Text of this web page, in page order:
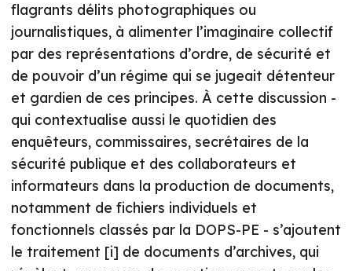
flagrants délits photographiques ou
journalistiques, à alimenter l’imaginaire collectif
par des représentations d’ordre, de sécurité et
de pouvoir d’un régime qui se jugeait détenteur
et gardien de ces principes. À cette discussion -
qui contextualise aussi le quotidien des
enquêteurs, commissaires, secrétaires de la
sécurité publique et des collaborateurs et
informateurs dans la production de documents,
notamment de fichiers individuels et
fonctionnels classés par la DOPS-PE - s’ajoutent
le traitement [i] de documents d’archives, qui